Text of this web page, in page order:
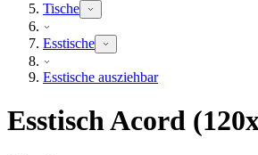
Tische
Esstische
Esstische ausziehbar
Esstisch Acord